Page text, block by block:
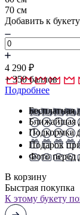
70 см
Добавить к
4 290 ₽
+350баллов
Подробнее
Бесплатная
Ближайшая
Подкормка
Подарок
Фото перед
В корзину
Быстрая покупка
К этому букету